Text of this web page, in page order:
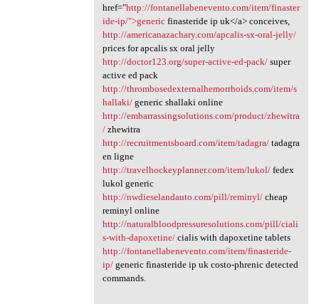
href="http://fontanellabenevento.com/item/finaster
ide-ip/">genericfinasteride ip uk</a> conceives,
http://americanazachary.com/apcalis-sx-oral-jelly/
prices for apcalis sx oral jelly
http://doctor123.org/super-active-ed-pack/super
active ed pack
http://thrombosedexternalhemorrhoids.com/item/s
hallaki/generic shallaki online
http://embarrassingsolutions.com/product/zhewitra
/zhewitra
http://recruitmentsboard.com/item/tadagra/tadagra
en ligne
http://travelhockeyplanner.com/item/lukol/fedex
lukol generic
http://nwdieselandauto.com/pill/reminyl/cheap
reminyl online
http://naturalbloodpressuresolutions.com/pill/ciali
s-with-dapoxetine/cialis with dapoxetine tablets
http://fontanellabenevento.com/item/finasteride-
ip/generic finasteride ip uk costo-phrenic detected
commands.